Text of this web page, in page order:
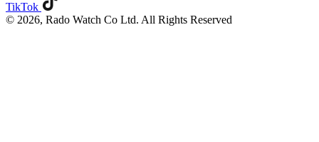
TikTok
© 2026, Rado Watch Co Ltd. All Rights Reserved